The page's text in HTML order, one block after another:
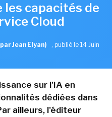
capacités de
Cloud
Jean Elyan) , publié le 14 Juin
sur l'IA en
dédiées dans
ailleurs, l'éditeur